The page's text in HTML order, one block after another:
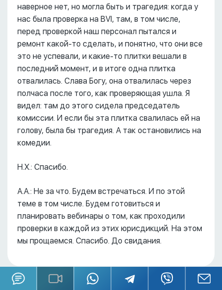
наверное нет, но могла быть и трагедия: когда у
нас была проверка на BVI, там, в том числе,
перед проверкой наш персонал пытался и
ремонт какой-то сделать, и понятно, что они все
это не успевали, и какие-то плитки вешали в
последний момент, и в итоге одна плитка
отвалилась. Слава Богу, она отвалилась через
полчаса после того, как проверяющая ушла. Я
видел: там до этого сидела председатель
комиссии. И если бы эта плитка свалилась ей на
голову, была бы трагедия. А так остановились на
комедии.
Н.Х.: Спасибо.
А.А.: Не за что. Будем встречаться. И по этой
теме в том числе. Будем готовиться и
планировать вебинары о том, как проходили
проверки в каждой из этих юрисдикций. На этом
мы прощаемся. Спасибо. До свидания.
Докладчик